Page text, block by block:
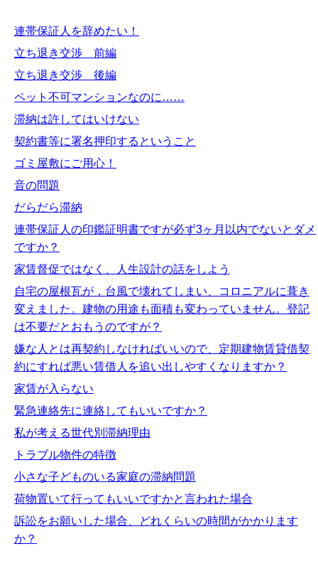
連帯保証人を辞めたい！
立ち退き交渉 前編
立ち退き交渉 後編
ペット不可マンションなのに……
滞納は許してはいけない
契約書等に署名押印するということ
ゴミ屋敷にご用心！
音の問題
だらだら滞納
連帯保証人の印鑑証明書ですが必ず3ヶ月以内でないとダメ
ですか？
家賃督促ではなく、人生設計の話をしよう
自宅の屋根瓦が，台風で壊れてしまい、コロニアルに葺き
変えました。建物の用途も面積も変わっていません。登記
は不要だとおもうのですが？
嫌な人とは再契約しなければいいので、定期建物賃貸借契
約にすれば悪い賃借人を追い出しやすくなりますか？
家賃が入らない
緊急連絡先に連絡してもいいですか？
私が考える世代別滞納理由
トラブル物件の特徴
小さな子どものいる家庭の滞納問題
荷物置いて行ってもいいですかと言われた場合
訴訟をお願いした場合、どれくらいの時間がかかります
か？